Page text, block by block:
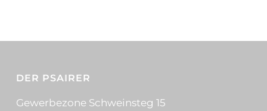
DER PSAIRER
Gewerbezone Schweinsteg 15